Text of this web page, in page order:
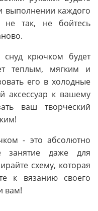
выполнении каждого
не так, не бойтесь
крючком будет
теплым, мягким и
его в холодные
аксессуар к вашему
ваш творческий
- это абсолютно
занятие даже для
схему, которая
к вязанию своего
вам!